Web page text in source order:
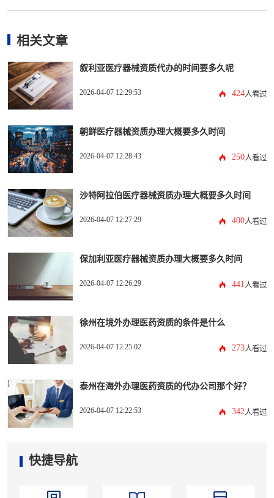
相关文章
叙利亚医疗器械资质代办的时间要多久呢
2026-04-07 12:29:53 424人看过
朝鲜医疗器械资质办理大概要多久时间
2026-04-07 12:28:43 250人看过
沙特阿拉伯医疗器械资质办理大概要多久时间
2026-04-07 12:27:29 400人看过
保加利亚医疗器械资质办理大概要多久时间
2026-04-07 12:26:29 441人看过
徐州在境外办理医药资质的条件是什么
2026-04-07 12:25:02 273人看过
泰州在海外办理医药资质的代办公司那个好？
2026-04-07 12:22:53 342人看过
快捷导航